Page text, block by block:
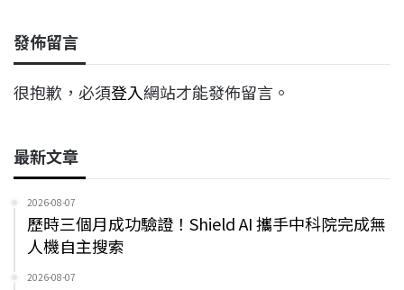
發佈留言
很抱歉，必須登入網站才能發佈留言。
最新文章
2026-08-07
歷時三個月成功驗證！Shield AI 攜手中科院完成無
人機自主搜索
2026-08-07